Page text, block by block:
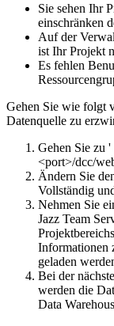
Sie sehen Ihr
einschränken
Auf der
ist Ihr Projekt
Es fehlen
Gehen Sie wie folgt
Datenquelle zu
Gehen Sie zu '
<port>/dcc/
Ändern Sie
Vollständig
Nehmen Sie
Jazz Team
Informationen
geladen
Bei der
werden die
Data